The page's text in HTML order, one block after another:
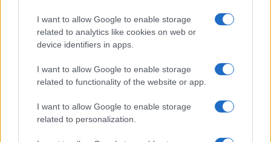
I want to allow Google to enable storage
related to analytics like cookies on web or
device identifiers in apps.
I want to allow Google to enable storage
related to functionality of the website or app.
I want to allow Google to enable storage
related to personalization.
vivo: un amico vip svela come fa
Calangianus, dopo le polemiche il centro
accoglienza minori chiude
Olbia, divieto di sosta contro spaccio e degrado:
esplode la protesta